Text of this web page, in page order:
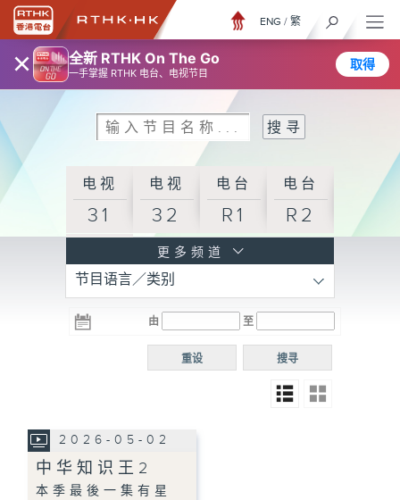
× 全新 RTHK On The Go
一手掌握 RTHK 电台、电视节目
取得
ENG / 繁
电视
31
电视
32
电台
R1
电台
R2
R3
电台 电台
R5
电台
普通
更多频道
节目语言／类别
由 至
搜寻
重设
2026-05-02
中华知识王2
本季最後一集有星